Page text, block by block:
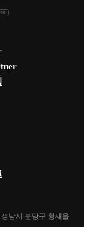
남시 분당구 황새울